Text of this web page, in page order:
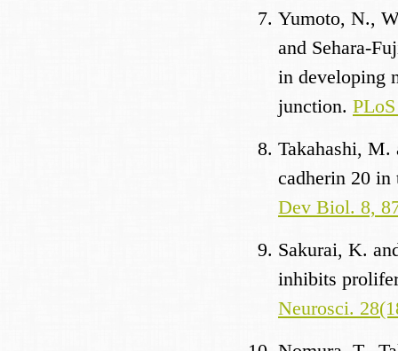
Yumoto, N.,
and Sehara-
in developing
junction.
Takahashi, M.
cadherin 20 in
Dev Biol. 8,
Sakurai, K.
inhibits
Neurosci.